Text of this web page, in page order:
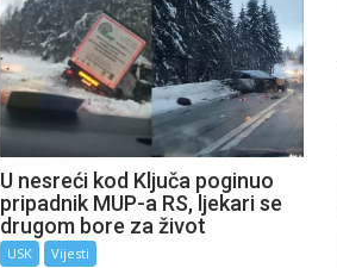
U nesreći kod Ključa poginuo
pripadnik MUP-a RS, ljekari se
drugom bore za život
USK Vijesti